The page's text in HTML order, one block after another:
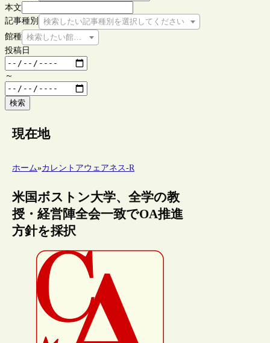
本文
記事種別
検索したい記事種別を選択してください
館種 検索したい館種を選択してください
投稿日
～
検索
現在地
ホーム»カレントアウェアネス-R
米国ボストン大学、全学の教
授・経営陣全会一致でOA推進
方針を採択